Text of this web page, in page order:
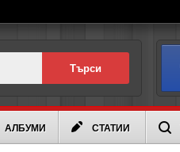
АЛБУМИ СТАТИИ